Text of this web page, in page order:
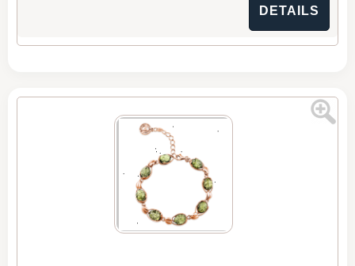
DETAILS